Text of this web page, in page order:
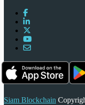
Siam Blockchain